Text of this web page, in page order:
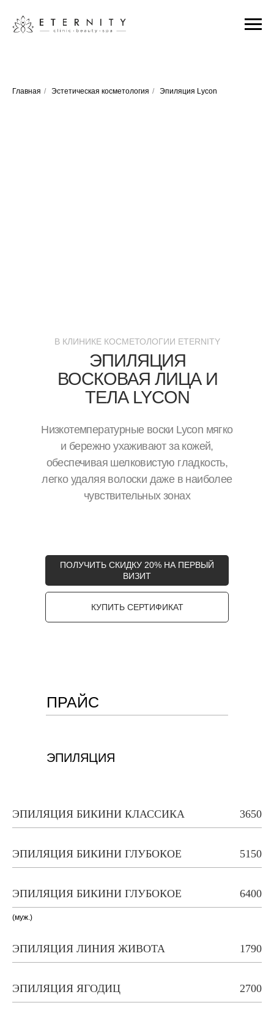
Главная / Эстетическая косметология / Эпиляция Lycon
Низкотемпературные воски Lycon мягко
и бережно ухаживают за кожей,
обеспечивая шелковистую гладкость,
легко удаляя волоски даже в наиболее
чувствительных зонах
В КЛИНИКЕ КОСМЕТОЛОГИИ ETERNITY
ЭПИЛЯЦИЯ
ВОСКОВАЯ ЛИЦА И
ТЕЛА LYCON
КУПИТЬ СЕРТИФИКАТ
ПОЛУЧИТЬ СКИДКУ 20% НА ПЕРВЫЙ
ВИЗИТ
ПРАЙС
ЭПИЛЯЦИЯ
ЭПИЛЯЦИЯ БИКИНИ КЛАССИКА 3650
ЭПИЛЯЦИЯ БИКИНИ ГЛУБОКОЕ 5150
ЭПИЛЯЦИЯ БИКИНИ ГЛУБОКОЕ 6400
(муж.)
ЭПИЛЯЦИЯ ЛИНИЯ ЖИВОТА 1790
ЭПИЛЯЦИЯ ЯГОДИЦ 2700